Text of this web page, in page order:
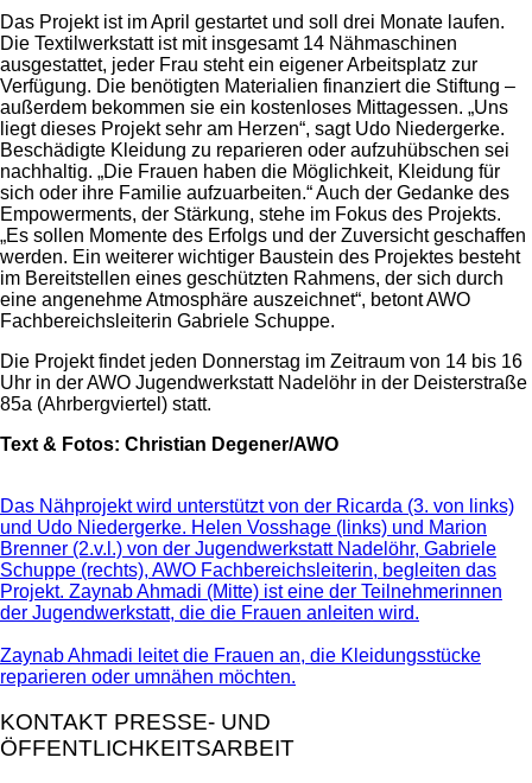
Das Projekt ist im April gestartet und soll drei Monate laufen.
Die Textilwerkstatt ist mit insgesamt 14 Nähmaschinen
ausgestattet, jeder Frau steht ein eigener Arbeitsplatz zur
Verfügung. Die benötigten Materialien finanziert die Stiftung –
außerdem bekommen sie ein kostenloses Mittagessen. „Uns
liegt dieses Projekt sehr am Herzen“, sagt Udo Niedergerke.
Beschädigte Kleidung zu reparieren oder aufzuhübschen sei
nachhaltig. „Die Frauen haben die Möglichkeit, Kleidung für
sich oder ihre Familie aufzuarbeiten.“ Auch der Gedanke des
Empowerments, der Stärkung, stehe im Fokus des Projekts.
„Es sollen Momente des Erfolgs und der Zuversicht geschaffen
werden. Ein weiterer wichtiger Baustein des Projektes besteht
im Bereitstellen eines geschützten Rahmens, der sich durch
eine angenehme Atmosphäre auszeichnet“, betont AWO
Fachbereichsleiterin Gabriele Schuppe.
Die Projekt findet jeden Donnerstag im Zeitraum von 14 bis 16
Uhr in der AWO Jugendwerkstatt Nadelöhr in der Deisterstraße
85a (Ahrbergviertel) statt.
Text & Fotos: Christian Degener/AWO
Das Nähprojekt wird unterstützt von der Ricarda (3. von links)
und Udo Niedergerke. Helen Vosshage (links) und Marion
Brenner (2.v.l.) von der Jugendwerkstatt Nadelöhr, Gabriele
Schuppe (rechts), AWO Fachbereichsleiterin, begleiten das
Projekt. Zaynab Ahmadi (Mitte) ist eine der Teilnehmerinnen
der Jugendwerkstatt, die die Frauen anleiten wird.
Zaynab Ahmadi leitet die Frauen an, die Kleidungsstücke
reparieren oder umnähen möchten.
KONTAKT PRESSE- UND
ÖFFENTLICHKEITSARBEIT